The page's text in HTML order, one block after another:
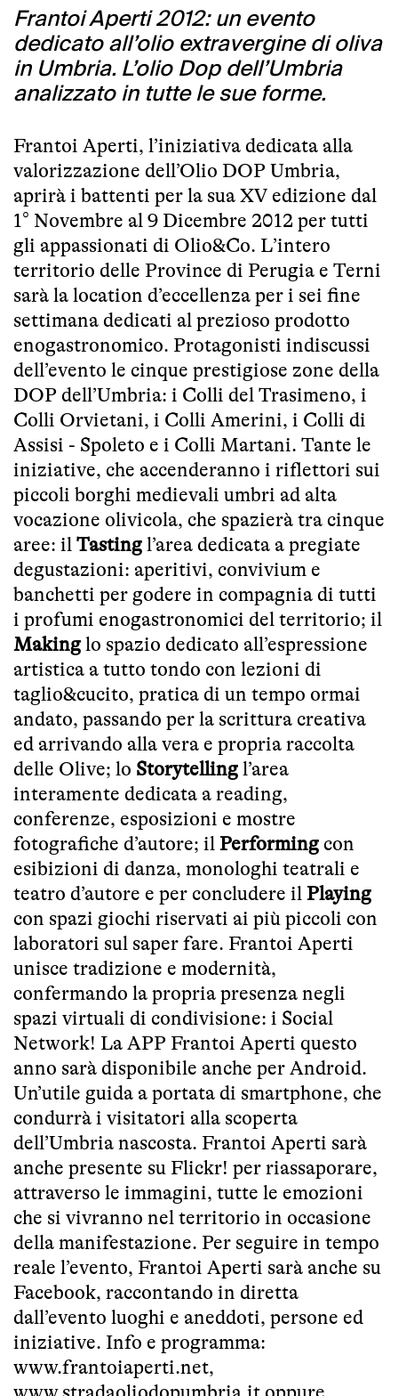
Frantoi Aperti 2012: un evento
dedicato all’olio extravergine di oliva
in Umbria. L’olio Dop dell’Umbria
analizzato in tutte le sue forme.
Frantoi Aperti, l’iniziativa dedicata alla
valorizzazione dell’Olio DOP Umbria,
aprirà i battenti per la sua XV edizione dal
1° Novembre al 9 Dicembre 2012 per tutti
gli appassionati di Olio&Co. L’intero
territorio delle Province di Perugia e Terni
sarà la location d’eccellenza per i sei fine
settimana dedicati al prezioso prodotto
enogastronomico. Protagonisti indiscussi
dell’evento le cinque prestigiose zone della
DOP dell’Umbria: i Colli del Trasimeno, i
Colli Orvietani, i Colli Amerini, i Colli di
Assisi - Spoleto e i Colli Martani. Tante le
iniziative, che accenderanno i riflettori sui
piccoli borghi medievali umbri ad alta
vocazione olivicola, che spazierà tra cinque
aree: il Tasting l’area dedicata a pregiate
degustazioni: aperitivi, convivium e
banchetti per godere in compagnia di tutti
i profumi enogastronomici del territorio; il
Making lo spazio dedicato all’espressione
artistica a tutto tondo con lezioni di
taglio&cucito, pratica di un tempo ormai
andato, passando per la scrittura creativa
ed arrivando alla vera e propria raccolta
delle Olive; lo Storytelling l’area
interamente dedicata a reading,
conferenze, esposizioni e mostre
fotografiche d’autore; il Performing con
esibizioni di danza, monologhi teatrali e
teatro d’autore e per concludere il Playing
con spazi giochi riservati ai più piccoli con
laboratori sul saper fare. Frantoi Aperti
unisce tradizione e modernità,
confermando la propria presenza negli
spazi virtuali di condivisione: i Social
Network! La APP Frantoi Aperti questo
anno sarà disponibile anche per Android.
Un’utile guida a portata di smartphone, che
condurrà i visitatori alla scoperta
dell’Umbria nascosta. Frantoi Aperti sarà
anche presente su Flickr! per riassaporare,
attraverso le immagini, tutte le emozioni
che si vivranno nel territorio in occasione
della manifestazione. Per seguire in tempo
reale l’evento, Frantoi Aperti sarà anche su
Facebook, raccontando in diretta
dall’evento luoghi e aneddoti, persone ed
iniziative. Info e programma:
www.frantoiaperti.net,